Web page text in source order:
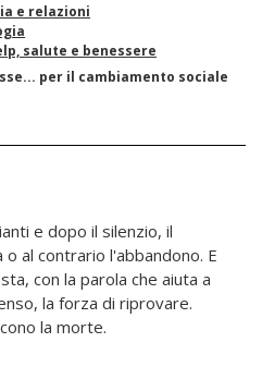
e relazioni
salute e benessere
per il cambiamento sociale
e dopo il silenzio, il
al contrario l'abbandono. E
con la parola che aiuta a
la forza di riprovare.
la morte.